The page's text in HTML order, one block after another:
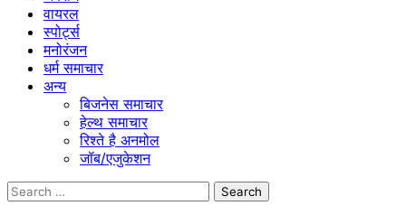
वायरल
स्पोर्ट्स
मनोरंजन
धर्म समाचार
अन्य
बिजनेस समाचार
हेल्थ समाचार
रिश्ते है अनमोल
जॉब/एजुकेशन
Search